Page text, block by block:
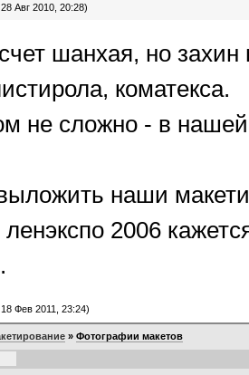
Авг 2010, 20:28)
шанхая, но захин
коматекса.
не сложно - в
наши
2006
Фев 2011, 23:24)
» Фотографии макетов